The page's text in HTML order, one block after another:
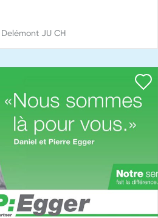
Delémont JU CH